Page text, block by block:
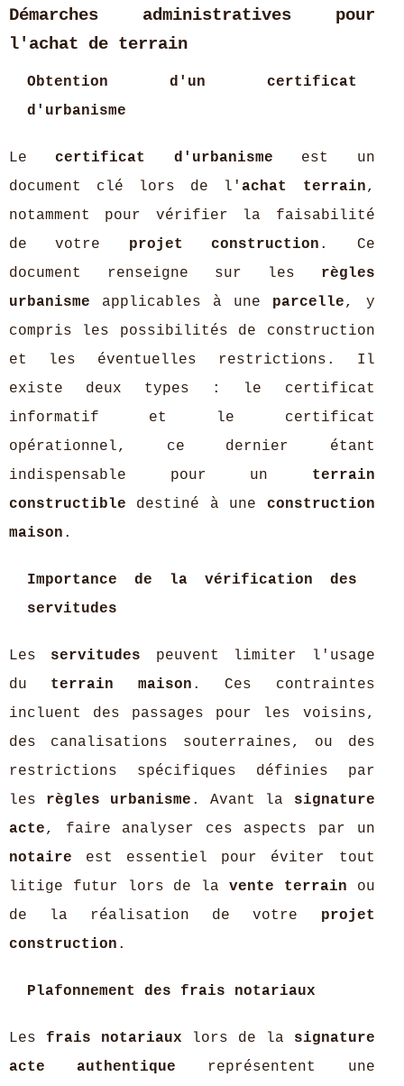
Démarches administratives pour
l'achat de terrain
Obtention d'un certificat
d'urbanisme
Lecertificat d'urbanisme est un
document clé lors de l'achat terrain,
notamment pour vérifier la faisabilité
de votre projet construction . Ce
document renseigne sur les règles
urbanisme applicables à une parcelle, y
compris les possibilités de construction
et les éventuelles restrictions. Il
existe deux types : le certificat
informatif et le certificat
opérationnel, ce dernier étant
indispensable pour un terrain
constructible destiné à une construction
maison .
Importance de la vérification des
servitudes
Les servitudes peuvent limiter l'usage
du terrain maison . Ces contraintes
incluent des passages pour les voisins,
des canalisations souterraines, ou des
restrictions spécifiques définies par
les règles urbanisme . Avant la signature
acte, faire analyser ces aspects par un
notaire est essentiel pour éviter tout
litige futur lors de la vente terrain ou
de la réalisation de votre projet
construction .
Plafonnement des frais notariaux
Les frais notariaux lors de la signature
acte authentique représentent une